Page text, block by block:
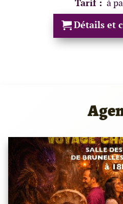
Tarif : à
Détails et